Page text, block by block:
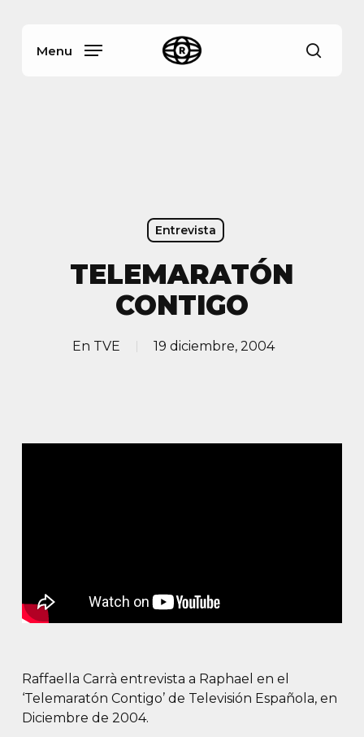
Menu
Entrevista
TELEMARATÓN
CONTIGO
En TVE 19 diciembre, 2004
Raffaella Carrà entrevista a Raphael en el
‘Telemaratón Contigo’ de Televisión Española, en
Diciembre de 2004.